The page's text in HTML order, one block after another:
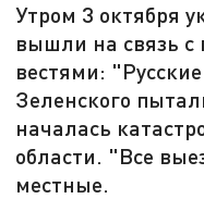
Утром 3 октября
вышли на связь с
вестями:
Зеленского
началась
области. "Все
местные.